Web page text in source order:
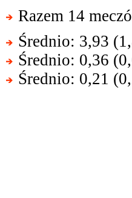
Razem 14
Średnio: 3,93
Średnio: 0,36
Średnio: 0,21